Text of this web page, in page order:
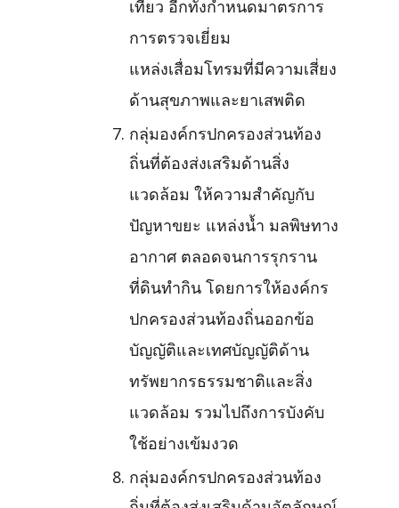
เที่ยว อีกทั้งกำหนดมาตรการ
การตรวจเยี่ยม
แหล่งเสื่อมโทรมที่มีความเสี่ยง
ด้านสุขภาพและยาเสพติด
กลุ่มองค์กรปกครองส่วนท้อง
ถิ่นที่ต้องส่งเสริมด้านสิ่ง
แวดล้อม ให้ความสำคัญกับ
ปัญหาขยะ แหล่งน้ำ มลพิษทาง
อากาศ ตลอดจนการรุกราน
ที่ดินทำกิน โดยการให้องค์กร
ปกครองส่วนท้องถิ่นออกข้อ
บัญญัติและเทศบัญญัติด้าน
ทรัพยากรธรรมชาติและสิ่ง
แวดล้อม รวมไปถึงการบังคับ
ใช้อย่างเข้มงวด
กลุ่มองค์กรปกครองส่วนท้อง